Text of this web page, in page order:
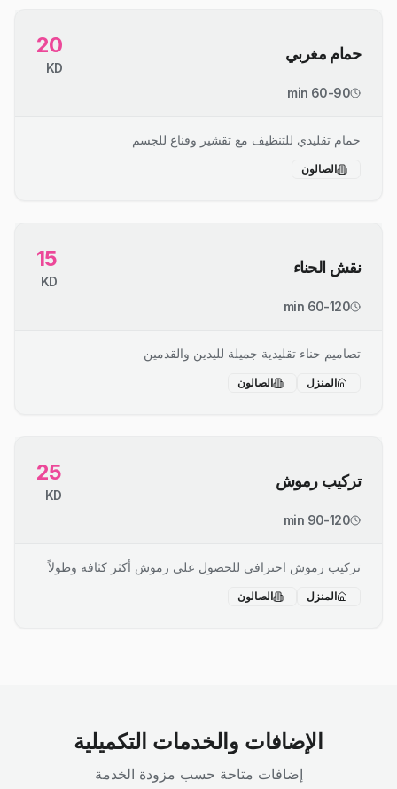
حمام مغربي 20
KD
60-90 min
حمام تقليدي للتنظيف مع تقشير وقناع للجسم
الصالون
نقش الحناء 15
KD
60-120 min
تصاميم حناء تقليدية جميلة لليدين والقدمين
المنزل الصالون
تركيب رموش 25
KD
90-120 min
تركيب رموش احترافي للحصول على رموش أكثر كثافة وطولاً
المنزل الصالون
الإضافات والخدمات التكميلية
إضافات متاحة حسب مزودة الخدمة